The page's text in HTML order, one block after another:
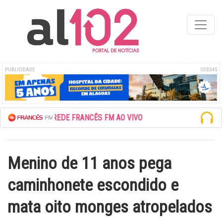
PUBLICIDADE COD345
ESCUTE A REDE FRANCÊS FM AO VIVO
Menino de 11 anos pega
caminhonete escondido e
mata oito monges atropelados